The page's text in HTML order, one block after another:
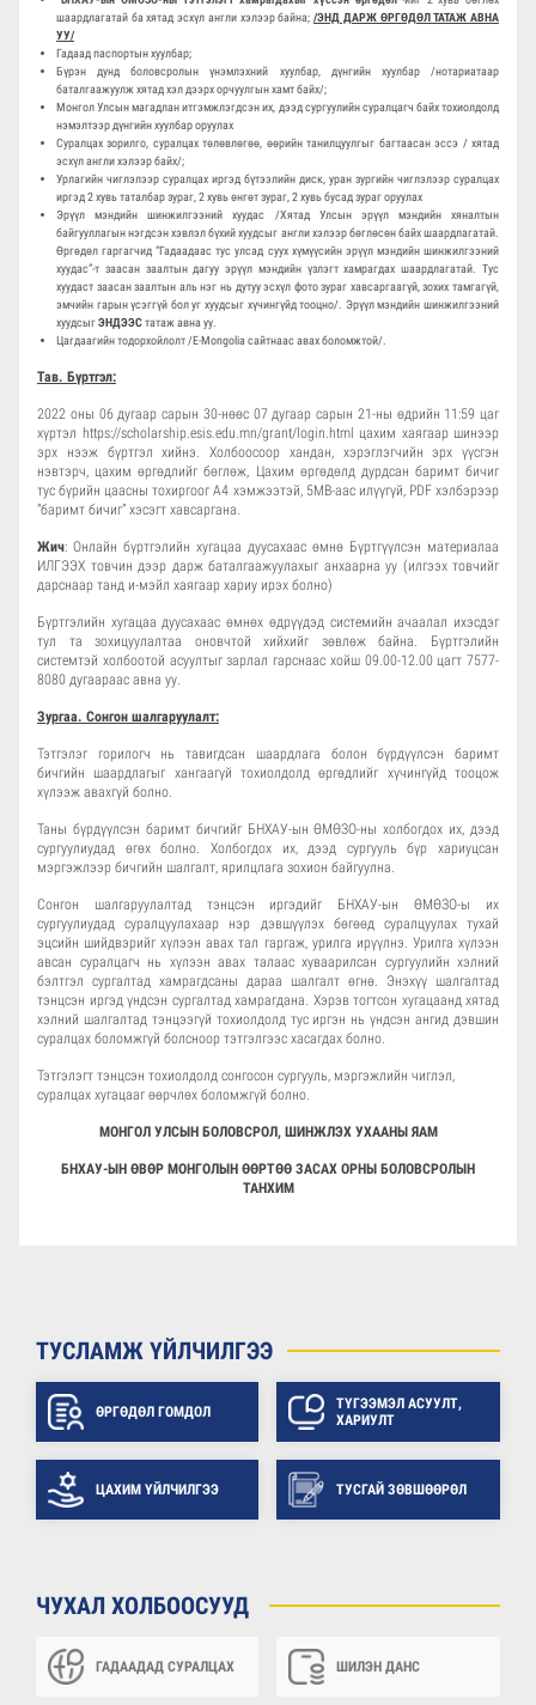
шаардлагатай ба хятад эсхүл англи хэлээр байна;/ЭНД ДАРЖ ӨРГӨДӨЛ ТАТАЖ АВНА
УУ/
Гадаад паспортын хуулбар;
Бүрэн дунд боловсролын үнэмлэхний хуулбар, дүнгийн хуулбар /нотариатаар
баталгаажуулж хятад хэл дээрх орчуулгын хамт байх/;
Монгол Улсын магадлан итгэмжлэгдсэн их, дээд сургуулийн суралцагч байх тохиолдолд
нэмэлтээр дүнгийн хуулбар оруулах
Суралцах зорилго, суралцах төлөвлөгөө, өөрийн танилцуулгыг багтаасан эссэ / хятад
эсхүл англи хэлээр байх/;
Урлагийн чиглэлээр суралцах иргэд бүтээлийн диск, уран зургийн чиглэлээр суралцах
иргэд 2 хувь таталбар зураг, 2 хувь өнгөт зураг, 2 хувь бусад зураг оруулах
Эрүүл мэндийн шинжилгээний хуудас /Хятад Улсын эрүүл мэндийн хяналтын
байгууллагын нэгдсэн хэвлэл бүхий хуудсыг англи хэлээр бөглөсөн байх шаардлагатай.
Өргөдөл гаргагчид “Гадаадаас тус улсад суух хүмүүсийн эрүүл мэндийн шинжилгээний
хуудас”-т заасан заалтын дагуу эрүүл мэндийн үзлэгт хамрагдах шаардлагатай. Тус
хуудаст заасан заалтын аль нэг нь дутуу эсхүл фото зураг хавсаргаагүй, зохих тамгагүй,
эмчийн гарын үсэггүй бол уг хуудсыг хүчингүйд тооцно/. Эрүүл мэндийн шинжилгээний
хуудсыгЭНДЭЭСтатаж авна уу.
Цагдаагийн тодорхойлолт /E-Mongolia сайтнаас авах боломжтой/.
Тав. Бүртгэл:
2022 оны 06 дугаар сарын 30-нөөс 07 дугаар сарын 21-ны өдрийн 11:59 цаг
хүртэл https://scholarship.esis.edu.mn/grant/login.html цахим хаягаар шинээр
эрх нээж бүртгэл хийнэ. Холбоосоор хандан, хэрэглэгчийн эрх үүсгэн
нэвтэрч, цахим өргөдлийг бөглөж, Цахим өргөдөлд дурдсан баримт бичиг
тус бүрийн цаасны тохиргоог А4 хэмжээтэй, 5МB-аас илүүгүй, PDF хэлбэрээр
“баримт бичиг” хэсэгт хавсаргана.
Жич: Онлайн бүртгэлийн хугацаа дуусахаас өмнө Бүртгүүлсэн материалаа
ИЛГЭЭХ товчин дээр дарж баталгаажуулахыг анхаарна уу (илгээх товчийг
дарснаар танд и-мэйл хаягаар хариу ирэх болно)
Бүртгэлийн хугацаа дуусахаас өмнөх өдрүүдэд системийн ачаалал ихэсдэг
тул та зохицуулалтаа оновчтой хийхийг зөвлөж байна. Бүртгэлийн
системтэй холбоотой асуултыг зарлал гарснаас хойш 09.00-12.00 цагт 7577-
8080 дугаараас авна уу.
Зургаа. Сонгон шалгаруулалт:
Тэтгэлэг горилогч нь тавигдсан шаардлага болон бүрдүүлсэн баримт
бичгийн шаардлагыг хангаагүй тохиолдолд өргөдлийг хүчингүйд тооцож
хүлээж авахгүй болно.
Таны бүрдүүлсэн баримт бичгийг БНХАУ-ын ӨМӨЗО-ны холбогдох их, дээд
сургуулиудад өгөх болно. Холбогдох их, дээд сургууль бүр хариуцсан
мэргэжлээр бичгийн шалгалт, ярилцлага зохион байгуулна.
Сонгон шалгаруулалтад тэнцсэн иргэдийг БНХАУ-ын ӨМӨЗО-ы их
сургуулиудад суралцуулахаар нэр дэвшүүлэх бөгөөд суралцуулах тухай
эцсийн шийдвэрийг хүлээн авах тал гаргаж, урилга ирүүлнэ. Урилга хүлээн
авсан суралцагч нь хүлээн авах талаас хуваарилсан сургуулийн хэлний
бэлтгэл сургалтад хамрагдсаны дараа шалгалт өгнө. Энэхүү шалгалтад
тэнцсэн иргэд үндсэн сургалтад хамрагдана. Хэрэв тогтсон хугацаанд хятад
хэлний шалгалтад тэнцээгүй тохиолдолд тус иргэн нь үндсэн ангид дэвшин
суралцах боломжгүй болсноор тэтгэлгээс хасагдах болно.
Тэтгэлэгт тэнцсэн тохиолдолд сонгосон сургууль, мэргэжлийн чиглэл,
суралцах хугацааг өөрчлөх боломжгүй болно.
МОНГОЛ УЛСЫН БОЛОВСРОЛ, ШИНЖЛЭХ УХААНЫ ЯАМ
БНХАУ-ЫН ӨВӨР МОНГОЛЫН ӨӨРТӨӨ ЗАСАХ ОРНЫ БОЛОВСРОЛЫН
ТАНХИМ
ТУСЛАМЖ ҮЙЛЧИЛГЭЭ
ӨРГӨДӨЛ ГОМДОЛ
ТҮГЭЭМЭЛ АСУУЛТ,
ХАРИУЛТ
ЦАХИМ ҮЙЛЧИЛГЭЭ ТУСГАЙ ЗӨВШӨӨРӨЛ
ЧУХАЛ ХОЛБООСУУД
ГАДААДАД СУРАЛЦАХ ШИЛЭН ДАНС